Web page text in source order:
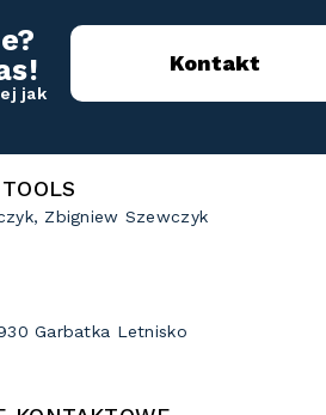
jak
Kontakt
Zbigniew Szewczyk
Garbatka Letnisko